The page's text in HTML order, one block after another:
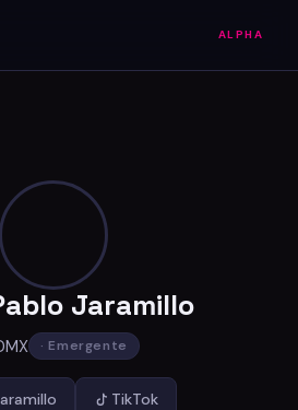
ALPHA
Jaramillo
· Emergente
TikTok